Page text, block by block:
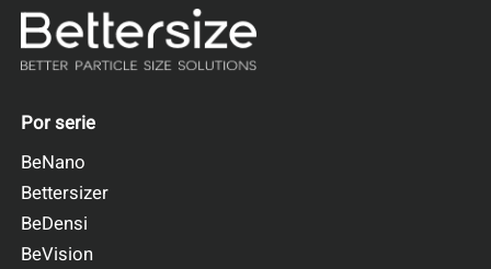
Por serie
BeNano
Bettersizer
BeDensi
BeVision